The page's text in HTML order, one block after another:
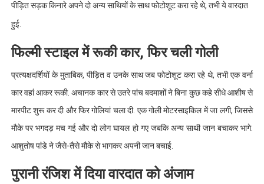
पीड़ित सड़क किनारे अपने दो अन्य साथियों के साथ फोटोशूट करा रहे थे, तभी ये वारदात
हुई.
फिल्मी स्टाइल में रूकी कार, फिर चली गोली
प्रत्यक्षदर्शियों के मुताबिक, पीड़ित व उनके साथ जब फोटोशूट करा रहे थे, तभी एक वर्ना
कार वहां आकर रूकी. अचानक कार से उतरे पांच बदमाशों ने बिना कुछ कहे सीधे आशीष से
मारपीट शुरू कर दी और फिर गोलियां चला दी. एक गोली मोटरसाइकिल में जा लगी, जिससे
मौके पर भगदड़ मच गई और दो लोग घायल हो गए जबकि अन्य साथी जान बचाकर भागे.
आशुतोष पांडे ने जैसे-तैसे मौके से भागकर अपनी जान बचाई.
पुरानी रंजिश में दिया वारदात को अंजाम